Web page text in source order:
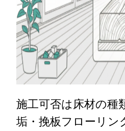
施工可否は床材の種
垢・挽板フローリン